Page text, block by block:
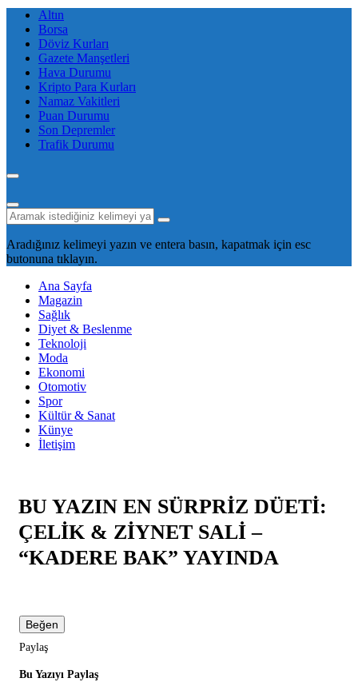
Altın
Borsa
Döviz Kurları
Gazete Manşetleri
Hava Durumu
Kripto Para Kurları
Namaz Vakitleri
Puan Durumu
Son Depremler
Trafik Durumu
Aradığınız kelimeyi yazın ve entera basın, kapatmak için esc
butonuna tıklayın.
Ana Sayfa
Magazin
Sağlık
Diyet & Beslenme
Teknoloji
Moda
Ekonomi
Otomotiv
Spor
Kültür & Sanat
Künye
İletişim
BU YAZIN EN SÜRPRİZ DÜETİ:
ÇELİK & ZİYNET SALİ –
“KADERE BAK” YAYINDA
Beğen
Paylaş
Bu Yazıyı Paylaş